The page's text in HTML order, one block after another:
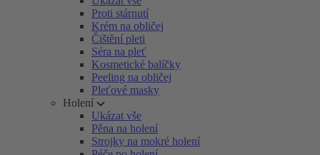
Proti stárnutí
Krém na obličej
Čištění pleti
Séra na pleť
Kosmetické balíčky
Peeling na obličej
Pleťové masky
Holení
Ukázat vše
Pěna na holení
Strojky na mokré holení